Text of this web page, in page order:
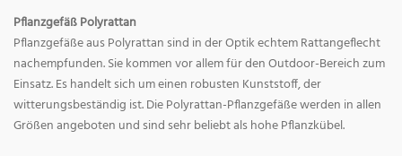
Pflanzgefäß Polyrattan
Pflanzgefäße aus Polyrattan sind in der Optik echtem Rattangeflecht
nachempfunden. Sie kommen vor allem für den Outdoor-Bereich zum
Einsatz. Es handelt sich um einen robusten Kunststoff, der
witterungsbeständig ist. Die Polyrattan-Pflanzgefäße werden in allen
Größen angeboten und sind sehr beliebt als hohe Pflanzkübel.